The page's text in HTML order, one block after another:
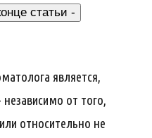
статьи -
является,
от того,
относительно не